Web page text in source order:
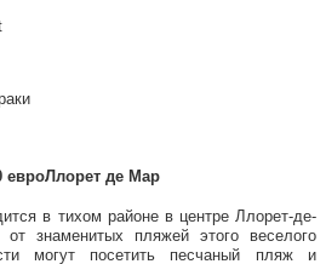
евроЛлорет де Мар
в тихом районе в центре Ллорет-де-
знаменитых пляжей этого веселого
могут посетить песчаный пляж и